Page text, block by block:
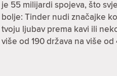
je 55 milijardi spojeva, što
bolje: Tinder nudi značajke
tvoju ljubav prema kavi ili
više od 190 država na više